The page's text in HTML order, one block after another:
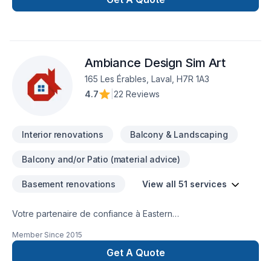
Ambiance Design Sim Art
165 Les Érables, Laval, H7R 1A3
4.7
22 Reviews
Interior renovations Balcony & Landscaping
Balcony and/or Patio (material advice)
Basement renovations View all 51 services
Votre partenaire de confiance à Eastern
Ambiance Design Sim Art, spécialiste de Arbres et haies,
Béton, Calfeutrage, Carrelage, Crépis, Cuisine, Démolition,
Member Since 2015
Get A Quote